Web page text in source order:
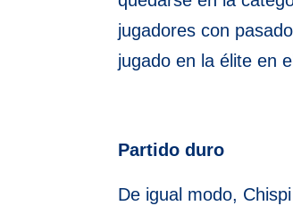
jugadores con
jugado en la élite en
Partido duro
De igual modo,